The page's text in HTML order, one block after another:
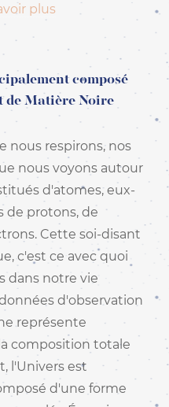
plus
composé
de Matière Noire
nous respirons, nos
nous voyons autour
d'atomes, eux-
de protons, de
Cette soi-disant
c'est ce avec quoi
dans notre vie
d'observation
représente
composition totale
l'Univers est
d'une forme